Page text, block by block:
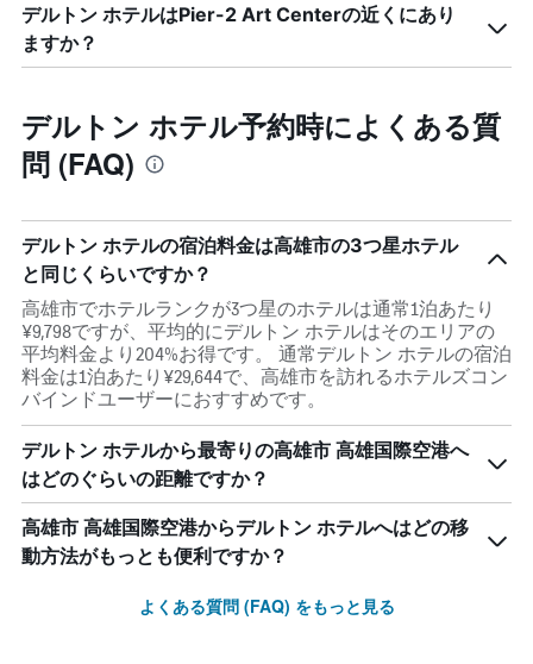
デルトン ホテルはPier-2 Art Centerの近くにあり
ますか？
デルトン ホテル予約時によくある質
問 (FAQ)
デルトン ホテルの宿泊料金は高雄市の3つ星ホテル
と同じくらいですか？
高雄市でホテルランクが3つ星のホテルは通常1泊あたり
¥9,798ですが、平均的にデルトン ホテルはそのエリアの
平均料金より204%お得です。 通常デルトン ホテルの宿泊
料金は1泊あたり¥29,644で、高雄市を訪れるホテルズコン
バインドユーザーにおすすめです。
デルトン ホテルから最寄りの高雄市 高雄国際空港へ
はどのぐらいの距離ですか？
高雄市 高雄国際空港からデルトン ホテルへはどの移
動方法がもっとも便利ですか？
よくある質問 (FAQ) をもっと見る